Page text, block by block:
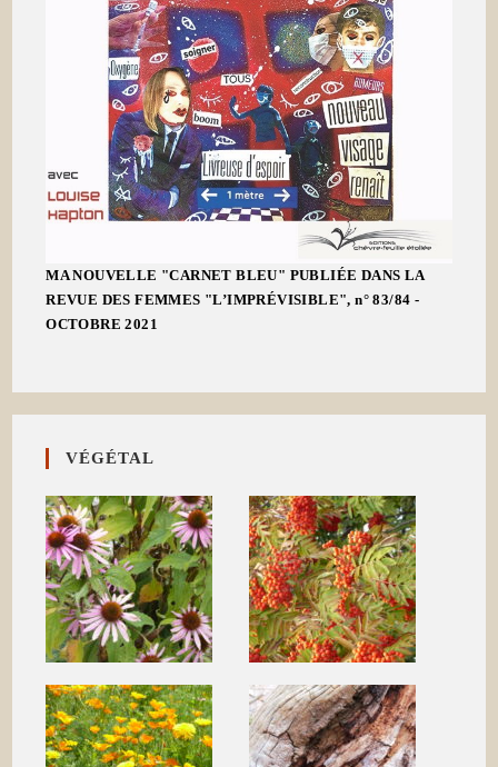
MA NOUVELLE "CARNET BLEU" PUBLIÉE DANS LA
REVUE DES FEMMES "L’IMPRÉVISIBLE", n° 83/84 -
OCTOBRE 2021
VÉGÉTAL